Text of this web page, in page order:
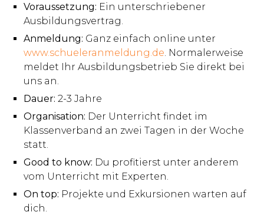
Voraussetzung: Ein unterschriebener
Ausbildungsvertrag.
Anmeldung: Ganz einfach online unter
www.schueleranmeldung.de. Normalerweise
meldet Ihr Ausbildungsbetrieb Sie direkt bei
uns an.
Dauer: 2-3 Jahre
Organisation: Der Unterricht findet im
Klassenverband an zwei Tagen in der Woche
statt.
Good to know: Du profitierst unter anderem
vom Unterricht mit Experten.
On top: Projekte und Exkursionen warten auf
dich.